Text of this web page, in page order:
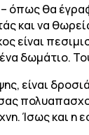
όπως θα
να
δωμάτιο.
είναι
Ίσως και η